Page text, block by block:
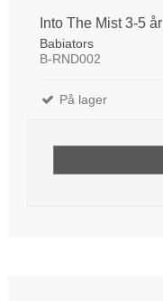
Into The Mist 3-5 år
Babiators
B-RND002
På lager